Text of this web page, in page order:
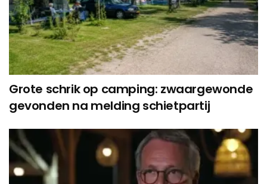
Grote schrik op camping: zwaargewonde
gevonden na melding schietpartij